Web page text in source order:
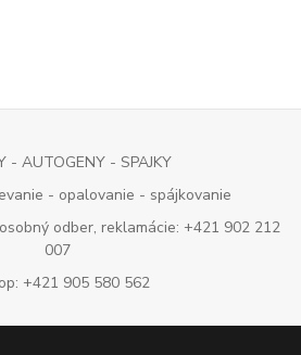
- AUTOGENY - SPAJKY
- opalovanie - spájkovanie
odber, reklamácie: +421 902 212
007
+421 905 580 562